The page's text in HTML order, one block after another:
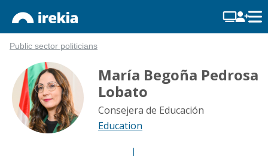
Public sector politicians
María Begoña Pedrosa
Lobato
Consejera de Educación
Education